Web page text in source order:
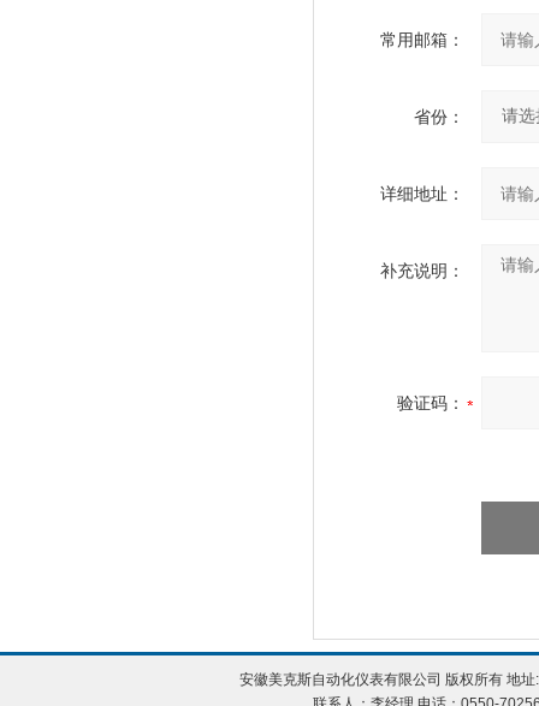
常用邮箱：
省份：
详细地址：
补充说明：
验证码：
安徽美克斯自动化仪表有限公司 版权所有 地